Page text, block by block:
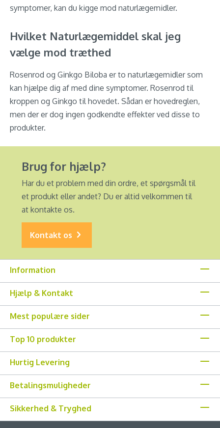
symptomer, kan du kigge mod naturlægemidler.
Hvilket Naturlægemiddel skal jeg
vælge mod træthed
Rosenrod og Ginkgo Biloba er to naturlægemidler som
kan hjælpe dig af med dine symptomer. Rosenrod til
kroppen og Ginkgo til hovedet. Sådan er hovedreglen,
men der er dog ingen godkendte effekter ved disse to
produkter.
Brug for hjælp?
Har du et problem med din ordre, et spørgsmål til
et produkt eller andet? Du er altid velkommen til
at kontakte os.
Kontakt os
Information
Hjælp & Kontakt
Mest populære sider
Top 10 produkter
Hurtig Levering
Betalingsmuligheder
Sikkerhed & Tryghed